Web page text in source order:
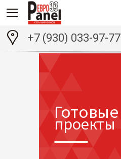
+7 (930) 033-97-77
Готовые
проекты